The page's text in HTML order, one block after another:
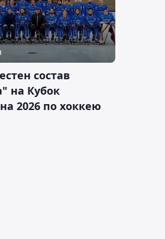
состав
на Кубок
2026 по хоккею